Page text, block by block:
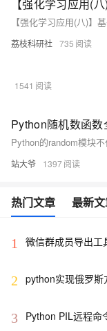
荔枝科研社 735
1541
Python随机数函
站大爷 1397
热门文章 最新
1
微信群成员导出工
2 python实现俄罗斯
3
Python PIL远程命